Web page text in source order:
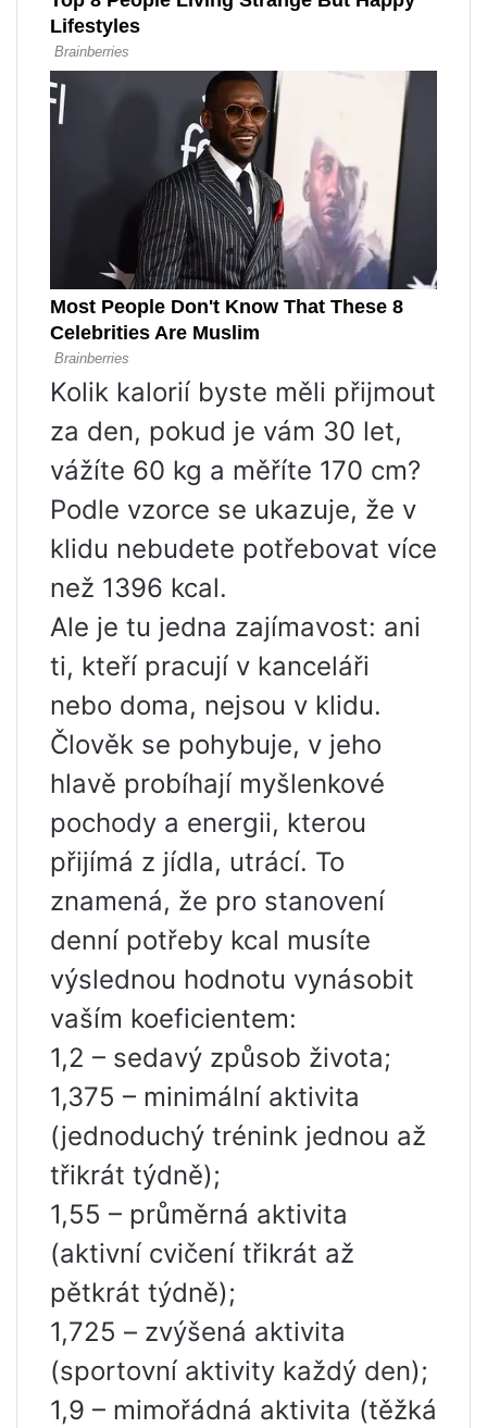
Kolik kalorií byste měli přijmout
za den, pokud je vám 30 let,
vážíte 60 kg a měříte 170 cm?
Podle vzorce se ukazuje, že v
klidu nebudete potřebovat více
než 1396 kcal.
Ale je tu jedna zajímavost: ani
ti, kteří pracují v kanceláři
nebo doma, nejsou v klidu.
Člověk se pohybuje, v jeho
hlavě probíhají myšlenkové
pochody a energii, kterou
přijímá z jídla, utrácí. To
znamená, že pro stanovení
denní potřeby kcal musíte
výslednou hodnotu vynásobit
vaším koeficientem:
1,2 – sedavý způsob života;
1,375 – minimální aktivita
(jednoduchý trénink jednou až
třikrát týdně);
1,55 – průměrná aktivita
(aktivní cvičení třikrát až
pětkrát týdně);
1,725 ​​– zvýšená aktivita
(sportovní aktivity každý den);
1,9 – mimořádná aktivita (těžká